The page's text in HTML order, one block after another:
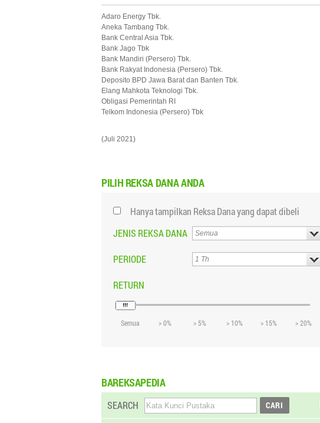
Adaro Energy Tbk.
Aneka Tambang Tbk.
Bank Central Asia Tbk.
Bank Jago Tbk
Bank Mandiri (Persero) Tbk.
Bank Rakyat Indonesia (Persero) Tbk.
Deposito BPD Jawa Barat dan Banten Tbk.
Elang Mahkota Teknologi Tbk.
Obligasi Pemerintah RI
Telkom Indonesia (Persero) Tbk
(Juli 2021)
PILIH REKSA DANA ANDA
Hanya tampilkan Reksa Dana yang dapat dibeli
JENIS REKSA DANA
PERIODE
RETURN
Semua > 0% > 5% > 10% > 15% > 20%
BAREKSAPEDIA
SEARCH